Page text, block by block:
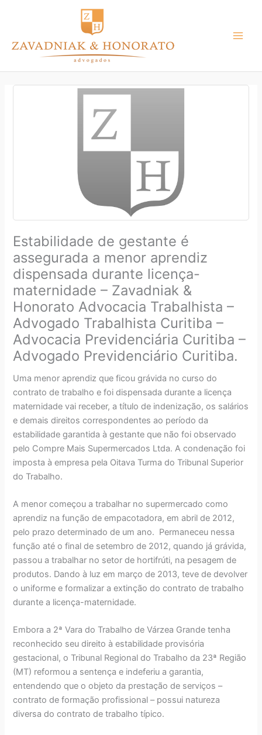
conteúdo
Estabilidade de gestante é
assegurada a menor aprendiz
dispensada durante licença-
maternidade – Zavadniak &
Honorato Advocacia Trabalhista –
Advogado Trabalhista Curitiba –
Advocacia Previdenciária Curitiba –
Advogado Previdenciário Curitiba.
Uma menor aprendiz que ficou grávida no curso do
contrato de trabalho e foi dispensada durante a licença
maternidade vai receber, a título de indenização, os salários
e demais direitos correspondentes ao período da
estabilidade garantida à gestante que não foi observado
pelo Compre Mais Supermercados Ltda. A condenação foi
imposta à empresa pela Oitava Turma do Tribunal Superior
do Trabalho.
A menor começou a trabalhar no supermercado como
aprendiz na função de empacotadora, em abril de 2012,
pelo prazo determinado de um ano. Permaneceu nessa
função até o final de setembro de 2012, quando já grávida,
passou a trabalhar no setor de hortifrúti, na pesagem de
produtos. Dando à luz em março de 2013, teve de devolver
o uniforme e formalizar a extinção do contrato de trabalho
durante a licença-maternidade.
Embora a 2ª Vara do Trabalho de Várzea Grande tenha
reconhecido seu direito à estabilidade provisória
gestacional, o Tribunal Regional do Trabalho da 23ª Região
(MT) reformou a sentença e indeferiu a garantia,
entendendo que o objeto da prestação de serviços –
contrato de formação profissional – possui natureza
diversa do contrato de trabalho típico.